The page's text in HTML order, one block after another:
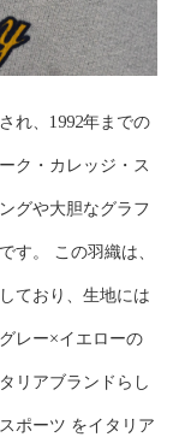
れ、1992年までの
ク・カレッジ・ス
グや大胆なグラフ
す。 この羽織は、
ており、生地には
レー×イエローの
リアブランドらし
ポーツ をイタリア